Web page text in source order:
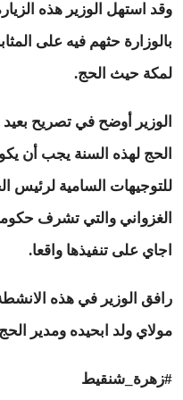
وقد استهل الوزير هذه
بالوزارة حثهم فيه على
لمكة حيث الحج.
الوزير أوضح في تصريح
الحج لهذه السنة يجب أن
للتوجيهات السامية لرئيس
الغزواني والتي تشرف
اجاي على تنفيذها واقعا.
رافق الوزير في هذه
مولاي ولد ابحيده ومدير
#زهرة_شنقيط